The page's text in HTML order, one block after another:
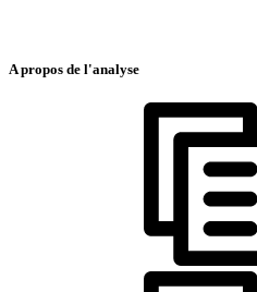
A propos de l'analyse